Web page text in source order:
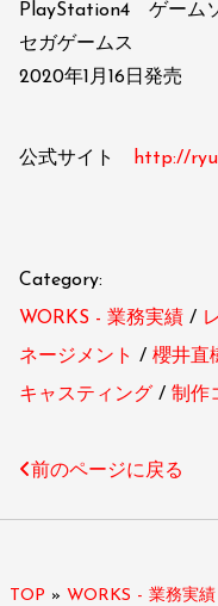
PlayStation4 ゲーム
セガゲームス
2020年1月16日発売
公式サイト http://
Category:
WORKS - 業務実績
ネージメント
櫻井直
キャスティング
制作
前のページに戻る
TOP » WORKS - 業務実績